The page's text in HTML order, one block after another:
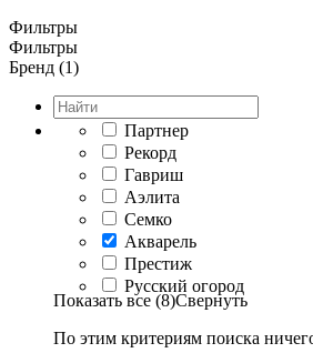
Фильтры
Фильтры
Бренд (1)
Партнер
Рекорд
Гавриш
Аэлита
Семко
Акварель
Престиж
Русский огород
Показать все (8)Свернуть
По этим критериям поиска